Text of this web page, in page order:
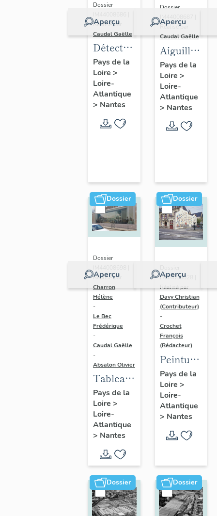
Aperçu
Dossier
Réalisé par
Caudal Gaëlle
Détecteurs
de
passage
Pays de la
Loire >
Loire-
Atlantique
> Nantes
Aperçu
Dossier
Réalisé par
Caudal Gaëlle
Aiguillage
(appareil
de voie)
Pays de la
Loire >
Loire-
Atlantique
> Nantes
Dossier
Aperçu
Dossier
Réalisé par
Charron
Hélène
-
Le Bec
Frédérique
-
Caudal Gaëlle
-
Absalon Olivier
Tableau
commémoratif :
peinture
monumentale
"Fresque
des
Acadiens",
10 place
des
Garennes
Pays de la
Loire >
Loire-
Atlantique
> Nantes
Dossier
Aperçu
IM44008028 |
Réalisé par
Davy Christian
(Contributeur)
-
Crochet
François
(Rédacteur)
Peinture
du mur
de la
mairie-
annexe
de
à Nantes
: le Mur
des trois
soleils
Pays de la
Loire >
Loire-
Atlantique
> Nantes
Dossier Dossier